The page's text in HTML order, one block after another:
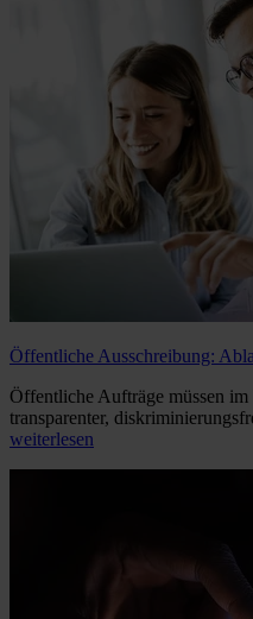
Öffentliche Ausschreibung:
Öffentliche Aufträge müssen
transparenter,
weiterlesen